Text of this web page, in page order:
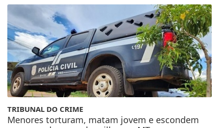
TRIBUNAL DO CRIME
Menores torturam, matam jovem e escondem